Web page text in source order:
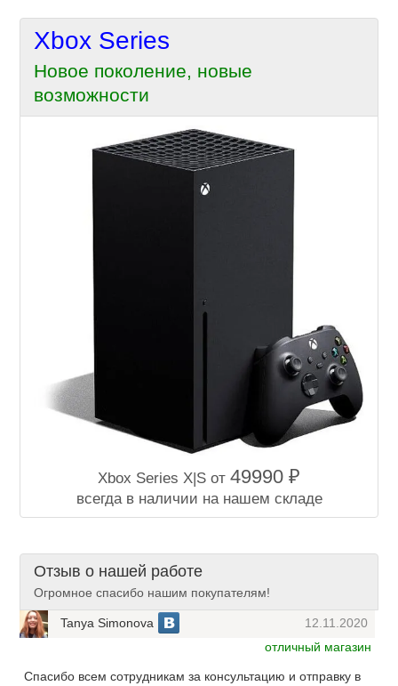
Xbox Series
Новое поколение, новые
возможности
Xbox Series X|S от 49990 ₽
всегда в наличии на нашем складе
Отзыв о нашей работе
Огромное спасибо нашим покупателям!
Tanya Simonova
12.11.2020
отличный магазин
Спасибо всем сотрудникам за консультацию и отправку в